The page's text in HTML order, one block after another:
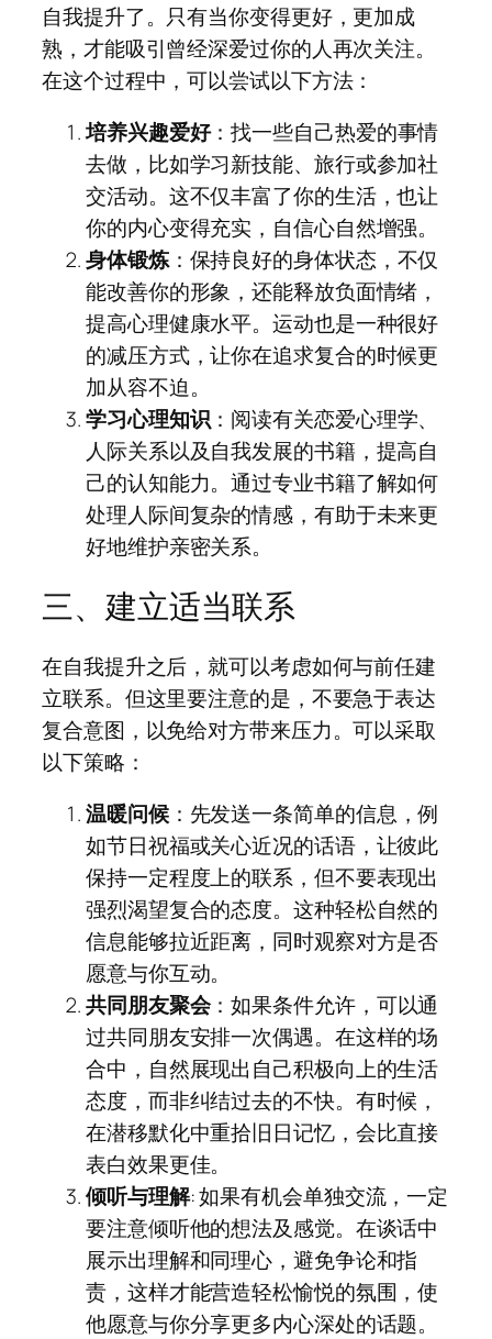
自我提升了。只有当你变得更好，更加成
熟，才能吸引曾经深爱过你的人再次关注。
在这个过程中，可以尝试以下方法：
培养兴趣爱好：找一些自己热爱的事情
去做，比如学习新技能、旅行或参加社
交活动。这不仅丰富了你的生活，也让
你的内心变得充实，自信心自然增强。
身体锻炼：保持良好的身体状态，不仅
能改善你的形象，还能释放负面情绪，
提高心理健康水平。运动也是一种很好
的减压方式，让你在追求复合的时候更
加从容不迫。
学习心理知识：阅读有关恋爱心理学、
人际关系以及自我发展的书籍，提高自
己的认知能力。通过专业书籍了解如何
处理人际间复杂的情感，有助于未来更
好地维护亲密关系。
三、建立适当联系
在自我提升之后，就可以考虑如何与前任建
立联系。但这里要注意的是，不要急于表达
复合意图，以免给对方带来压力。可以采取
以下策略：
温暖问候：先发送一条简单的信息，例
如节日祝福或关心近况的话语，让彼此
保持一定程度上的联系，但不要表现出
强烈渴望复合的态度。这种轻松自然的
信息能够拉近距离，同时观察对方是否
愿意与你互动。
共同朋友聚会：如果条件允许，可以通
过共同朋友安排一次偶遇。在这样的场
合中，自然展现出自己积极向上的生活
态度，而非纠结过去的不快。有时候，
在潜移默化中重拾旧日记忆，会比直接
表白效果更佳。
倾听与理解: 如果有机会单独交流，一定
要注意倾听他的想法及感觉。在谈话中
展示出理解和同理心，避免争论和指
责，这样才能营造轻松愉悦的氛围，使
他愿意与你分享更多内心深处的话题。